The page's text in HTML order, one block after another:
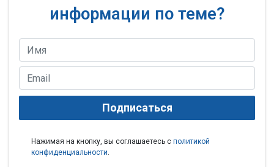
информации по теме?
Подписаться
Нажимая на кнопку, вы соглашаетесь с политикой
конфиденциальности.